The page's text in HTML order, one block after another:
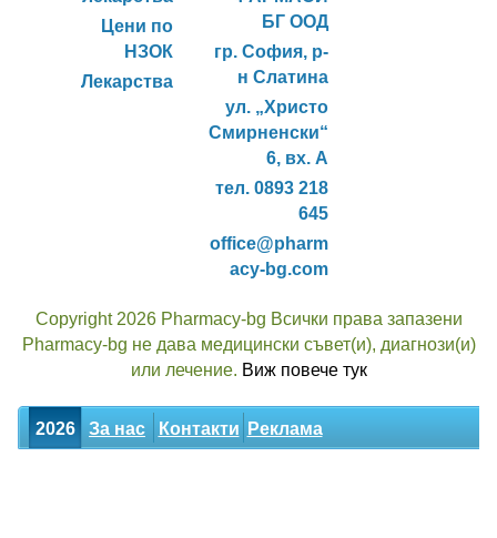
Цени по
НЗОК
Лекарства
БГ ООД
гр. София, р-
н Слатина
ул. „Христо
Смирненски“
6, вх. А
тел. 0893 218
645
office@pharm
acy-bg.com
Copyright 2026 Pharmacy-bg Всички права запазени
Pharmacy-bg не дава медицински съвет(и), диагнози(и)
или лечение. Виж повече тук
2026 За нас Контакти Реклама